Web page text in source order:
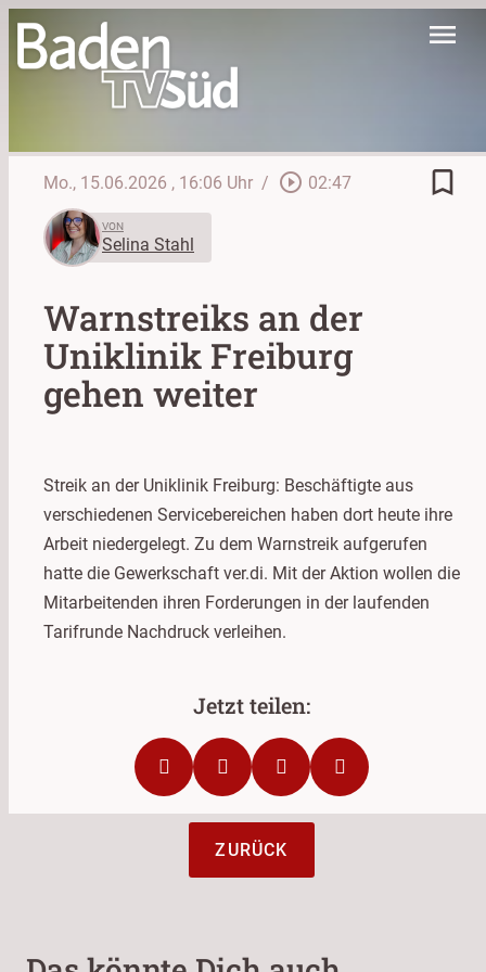
menu
Mo., 15.06.2026 , 16:06 Uhr / play_circle_outline 02:47 bookmark_border
VON
Selina Stahl
Warnstreiks an der
Uniklinik Freiburg
gehen weiter
Streik an der Uniklinik Freiburg: Beschäftigte aus
verschiedenen Servicebereichen haben dort heute ihre
Arbeit niedergelegt. Zu dem Warnstreik aufgerufen
hatte die Gewerkschaft ver.di. Mit der Aktion wollen die
Mitarbeitenden ihren Forderungen in der laufenden
Tarifrunde Nachdruck verleihen.
ZURÜCK